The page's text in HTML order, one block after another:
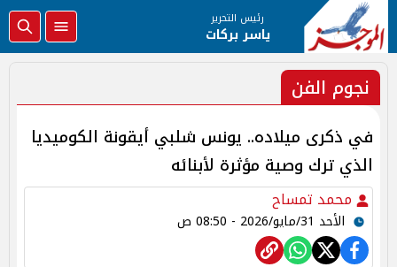
رئيس التحرير
ياسر بركات
نجوم الفن
في ذكرى ميلاده.. يونس شلبي أيقونة الكوميديا
الذي ترك وصية مؤثرة لأبنائه
محمد تمساح
الأحد 31/مايو/2026 - 08:50 ص